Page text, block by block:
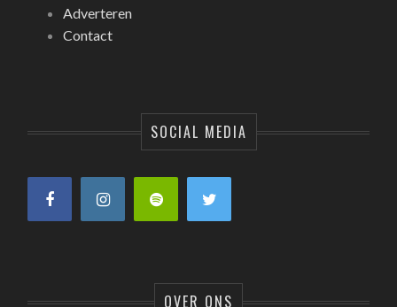
Adverteren
Contact
SOCIAL MEDIA
OVER ONS